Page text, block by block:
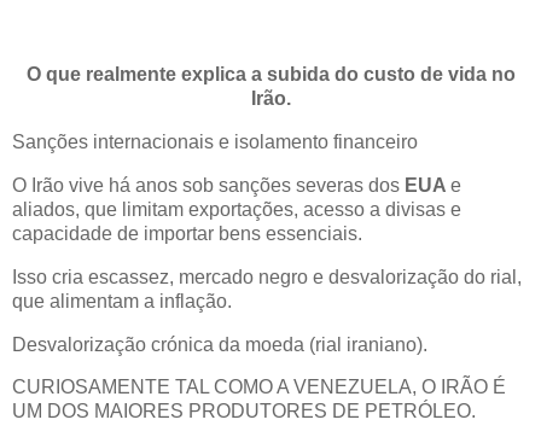
O que realmente explica a subida do custo de vida no
Irão.
Sanções internacionais e isolamento financeiro
O Irão vive há anos sob sanções severas dos EUA e
aliados, que limitam exportações, acesso a divisas e
capacidade de importar bens essenciais.
Isso cria escassez, mercado negro e desvalorização do rial,
que alimentam a inflação.
Desvalorização crónica da moeda (rial iraniano).
CURIOSAMENTE TAL COMO A VENEZUELA, O IRÃO É
UM DOS MAIORES PRODUTORES DE PETRÓLEO.